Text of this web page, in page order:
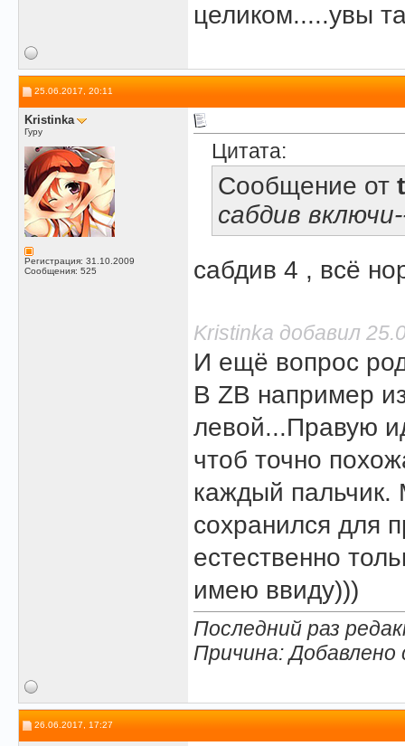
целиком.....увы
25.06.2017, 20:11
Kristinka
Гуру
Регистрация: 31.10.2009
Сообщения: 525
Цитата:
Сообщение от
сабдив
сабдив 4 , всё
Kristinka добавил
И ещё вопрос
В ZB например
левой...Правую
чтоб точно
каждый пальчик.
сохранился для
естественно
имею ввиду)))
Последний раз
Причина:
26.06.2017, 17:27